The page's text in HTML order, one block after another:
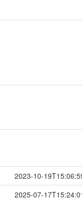
2023-10-
2025-07-